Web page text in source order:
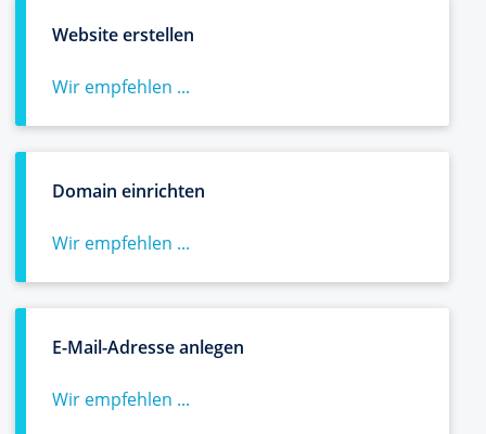
Website erstellen
Wir empfehlen ...
Domain einrichten
Wir empfehlen ...
E-Mail-Adresse anlegen
Wir empfehlen ...